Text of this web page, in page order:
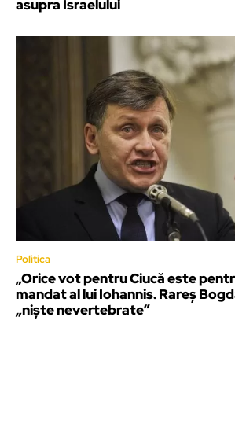
asupra Israelului
Politica
„Orice vot pentru Ciucă este
mandat al lui Iohannis. Rareș
„niște nevertebrate”